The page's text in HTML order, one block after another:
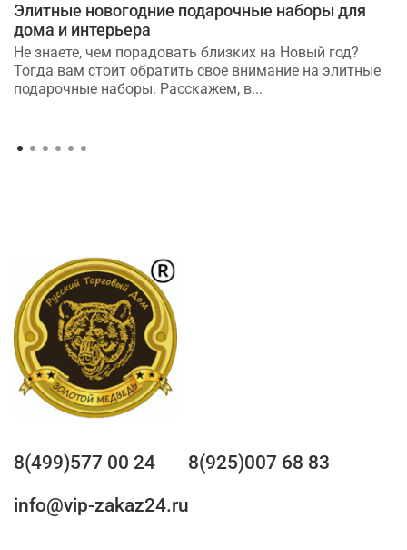
Элитные новогодние подарочные наборы для
дома и интерьера
Не знаете, чем порадовать близких на Новый год?
Тогда вам стоит обратить свое внимание на элитные
подарочные наборы. Расскажем, в...
8(499)577 00 24
8(925)007 68 83
info@vip-zakaz24.ru